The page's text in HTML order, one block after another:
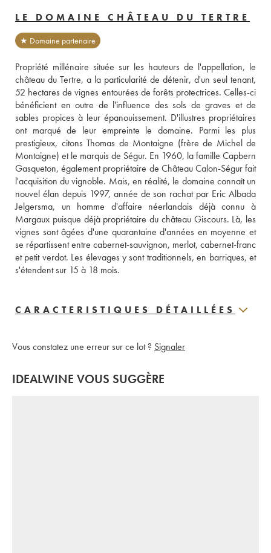
LE DOMAINE CHÂTEAU DU TERTRE
★ Domaine partenaire
Propriété millénaire située sur les hauteurs de l'appellation, le
château du Tertre, a la particularité de détenir, d'un seul tenant,
52 hectares de vignes entourées de forêts protectrices. Celles-ci
bénéficient en outre de l'influence des sols de graves et de
sables propices à leur épanouissement. D'illustres propriétaires
ont marqué de leur empreinte le domaine. Parmi les plus
prestigieux, citons Thomas de Montaigne (frère de Michel de
Montaigne) et le marquis de Ségur. En 1960, la famille Capbern
Gasqueton, également propriétaire de Château Calon-Ségur fait
l'acquisition du vignoble. Mais, en réalité, le domaine connaît un
nouvel élan depuis 1997, année de son rachat par Eric Albada
Jelgersma, un homme d'affaire néerlandais déjà connu à
Margaux puisque déjà propriétaire du château Giscours. Là, les
vignes sont âgées d'une quarantaine d'années en moyenne et
se répartissent entre cabernet-sauvignon, merlot, cabernet-franc
et petit verdot. Les élevages y sont traditionnels, en barriques, et
s'étendent sur 15 à 18 mois.
CARACTERISTIQUES DÉTAILLÉES
Vous constatez une erreur sur ce lot ? Signaler
IDEALWINE VOUS SUGGÈRE